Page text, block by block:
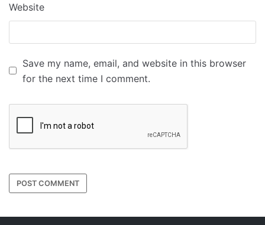
Website
Save my name, email, and website in this browser
for the next time I comment.